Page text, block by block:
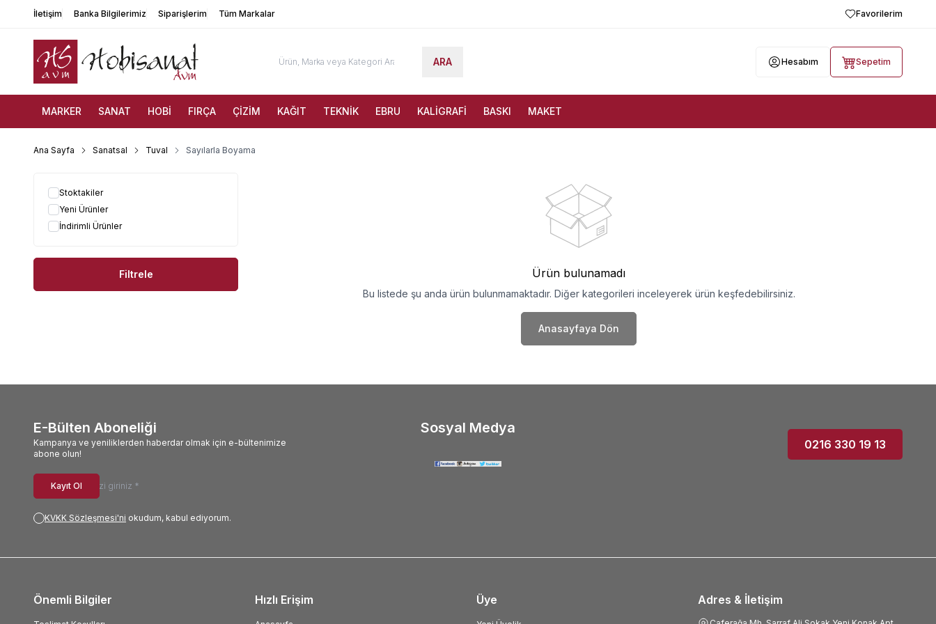
İletişim Banka Bilgilerimiz Siparişlerim Tüm Markalar Favorilerim
ARA Hesabım Sepetim
MARKER SANAT HOBİ FIRÇA ÇİZİM KAĞIT TEKNİK EBRU KALİGRAFİ BASKI MAKET
Ana Sayfa Sanatsal Tuval Sayılarla Boyama
Stoktakiler
Yeni Ürünler
İndirimli Ürünler
Filtrele Ürün bulunamadı
Bu listede şu anda ürün bulunmamaktadır. Diğer kategorileri inceleyerek ürün keşfedebilirsiniz.
Anasayfaya Dön
E-Bülten Aboneliği
Kampanya ve yeniliklerden haberdar olmak için e-bültenimize
abone olun!
Kayıt Ol
KVKK Sözleşmesi'ni okudum, kabul ediyorum.
Sosyal Medya
0216 330 19 13
Adres & İletişim
Önemli Bilgiler Hızlı Erişim Üye